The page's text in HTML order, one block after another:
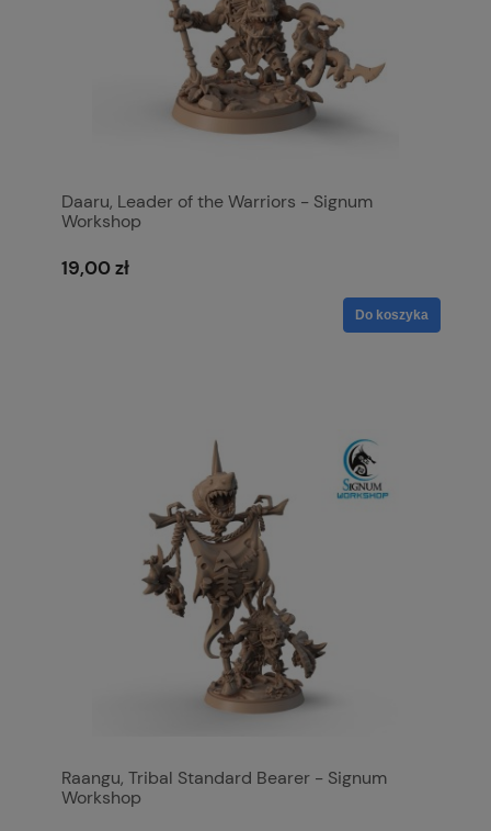
Daaru, Leader of the Warriors - Signum
Workshop
19,00 zł
Do koszyka
Raangu, Tribal Standard Bearer - Signum
Workshop